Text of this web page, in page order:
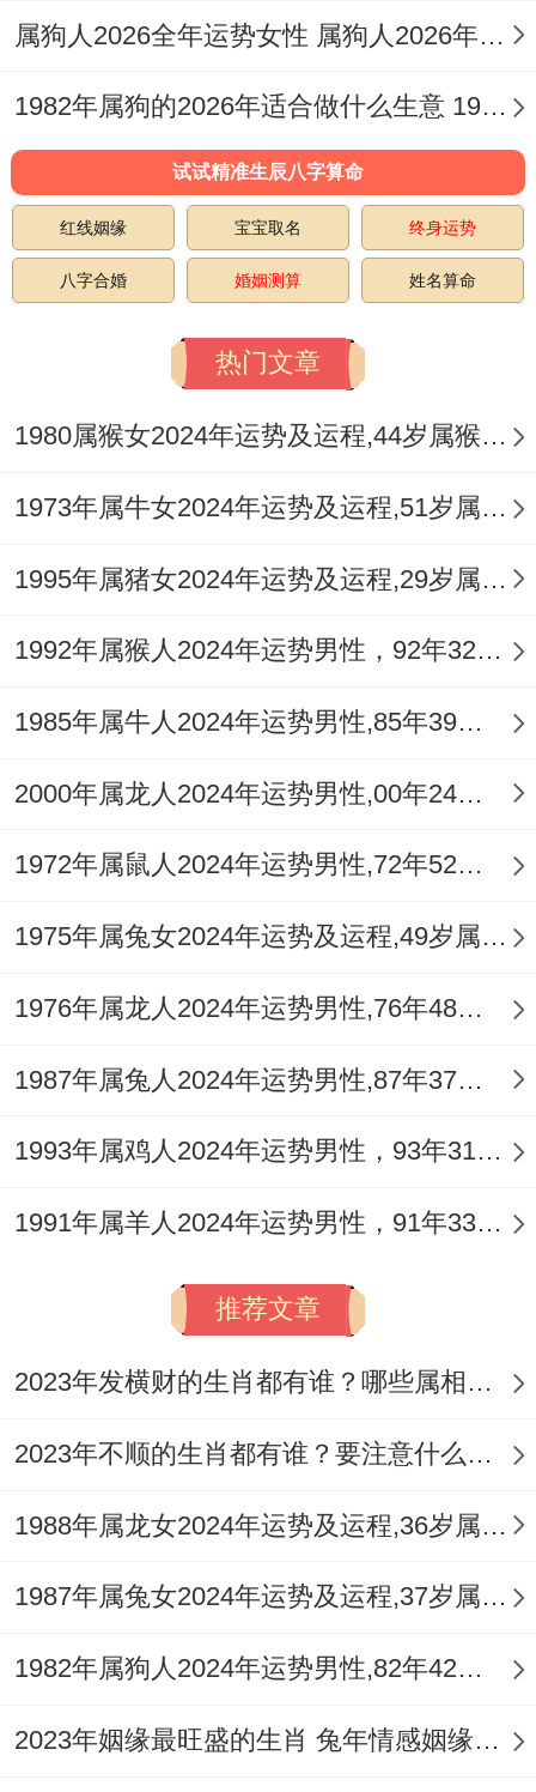
桃花星「红鸾」入夫妻宫。主感情机遇增
多，但「孤辰」星同现，易生孤独感，以命
者需主动出击，已婚者则防争吵，结合生肖
合冲，猴与鼠冲，那避免与属鼠人产生情感
纠葛，从风水角度，中宫方为桃花位，可放
谐，增强人缘魅力。
流年见「咸池」桃花，主短暂浪漫，但那易
男性猴人桃花更旺，女性则防遇人不淑，伴
那处理不当反招烦恼，据命理建议，那多参
与社交活动可提升姻缘运势，唯切忌急于求
疾厄宫逢「白虎」凶星。主健康耗损，尤其
注意心脑血管疾病，以五行论，火旺克金，
暗助，那及时就医可化险为夷，值流年气
运，那避免前往正南方太岁位，以减少煞气
保平安。
流年遇「血刃」星，主意外伤害风险，那出
火旺，易引发炎症或中暑，唯多补充水分与
休息可缓解，结合风水化解，那正西方是非
位宜静，可摆放祥安阁龟蛇延寿
灵蛇与龟背标记长寿，助猴人平稳度厄，通
策。
属猴人2026年开运锦囊
命理调与是关键，需综合运用吉祥物与风水
吊坠为属猴人专属护身符，其宝象口衔葫芦
立于泰山之巅，标记稳如泰山、运势顺遂，
属狗人2026全年运势女性 属狗人2026年全年运势
1982年属狗的2026年适合做什么生意 1982年属狗的本命佛是哪尊佛
试试精准生辰八字算命
红线姻缘 宝宝取名 终身运势
八字合婚 婚姻测算 姓名算命
热门文章
1980属猴女2024年运势及运程,44岁属猴人2024全年每月运势女性如何
1973年属牛女2024年运势及运程,51岁属牛人2024全年每月运势女性如何
1995年属猪女2024年运势及运程,29岁属猪人2024全年每月运势女性如何
1992年属猴人2024年运势男性，92年32岁属猴男2024年每月运程怎么样
1985年属牛人2024年运势男性,85年39岁属牛男2024年每月运程怎么样
2000年属龙人2024年运势男性,00年24岁属龙男2024年每月运程怎么样
1972年属鼠人2024年运势男性,72年52岁属鼠男2024年每月运程怎么样
1975年属兔女2024年运势及运程,49岁属兔人2024全年每月运势女性如何
1976年属龙人2024年运势男性,76年48岁属龙男2024年每月运程怎么样
1987年属兔人2024年运势男性,87年37岁属兔男2024年每月运程怎么样
1993年属鸡人2024年运势男性，93年31岁属鸡男2024年每月运程怎么样
1991年属羊人2024年运势男性，91年33岁属羊男2024年每月运程怎么样
推荐文章
2023年发横财的生肖都有谁？哪些属相财运旺盛？
2023年不顺的生肖都有谁？要注意什么呢？
1988年属龙女2024年运势及运程,36岁属龙人2024全年每月运势女性如何
1987年属兔女2024年运势及运程,37岁属兔人2024全年每月运势女性如何
1982年属狗人2024年运势男性,82年42岁属狗男2024年每月运程怎么样
2023年姻缘最旺盛的生肖 兔年情感姻缘运比较旺的属相